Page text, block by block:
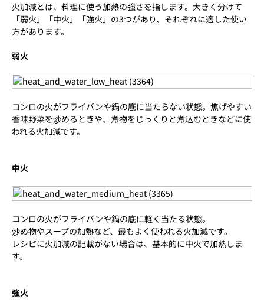
火加減とは、料理に使う加熱の強さを指します。大きく分けて
「弱火」「中火」「強火」の3つがあり、それぞれに適した使い
方があります。
弱火
コンロの火がフライパンや鍋の底に当たらない状態。焦げやすい
香味野菜を炒めるときや、煮物をじっくりと煮込むときなどに使
われる火加減です。
中火
コンロの火がフライパンや鍋の底に軽く当たる状態。
炒め物やスープの加熱など、最もよく使われる火加減です。
レシピに火加減の記載がない場合は、基本的に中火で加熱しま
す。
強火